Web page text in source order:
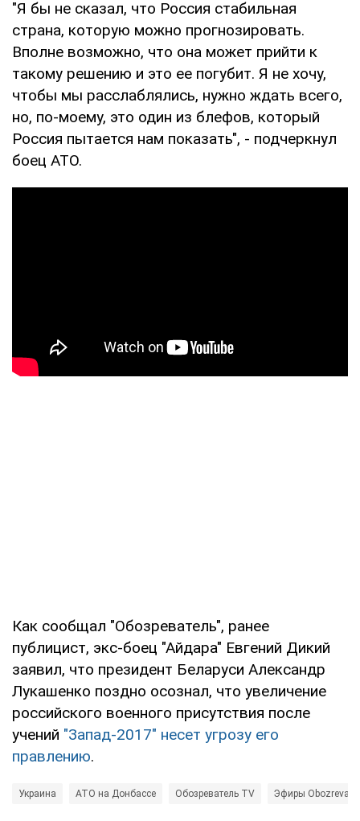
"Я бы не сказал, что Россия стабильная
страна, которую можно прогнозировать.
Вполне возможно, что она может прийти к
такому решению и это ее погубит. Я не хочу,
чтобы мы расслаблялись, нужно ждать всего,
но, по-моему, это один из блефов, который
Россия пытается нам показать", - подчеркнул
боец АТО.
Как сообщал "Обозреватель", ранее
публицист, экс-боец "Айдара" Евгений Дикий
заявил, что президент Беларуси Александр
Лукашенко поздно осознал, что увеличение
российского военного присутствия после
учений "Запад-2017" несет угрозу его
правлению.
Украина АТО на Донбассе Обозреватель TV Эфиры